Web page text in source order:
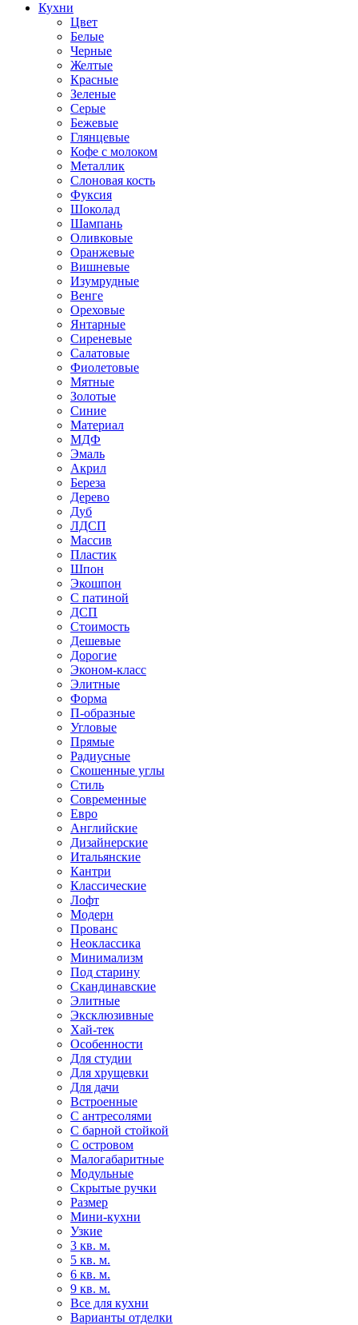
Кухни
Цвет
Белые
Черные
Желтые
Красные
Зеленые
Серые
Бежевые
Глянцевые
Кофе с молоком
Металлик
Слоновая кость
Фуксия
Шоколад
Шампань
Оливковые
Оранжевые
Вишневые
Изумрудные
Венге
Ореховые
Янтарные
Сиреневые
Салатовые
Фиолетовые
Мятные
Золотые
Синие
Материал
МДФ
Эмаль
Акрил
Береза
Дерево
Дуб
ЛДСП
Массив
Пластик
Шпон
Экошпон
С патиной
ДСП
Стоимость
Дешевые
Дорогие
Эконом-класс
Элитные
Форма
П-образные
Угловые
Прямые
Радиусные
Скошенные углы
Стиль
Современные
Евро
Английские
Дизайнерские
Итальянские
Кантри
Классические
Лофт
Модерн
Прованс
Неоклассика
Минимализм
Под старину
Скандинавские
Элитные
Эксклюзивные
Хай-тек
Особенности
Для студии
Для хрущевки
Для дачи
Встроенные
С антресолями
С барной стойкой
С островом
Малогабаритные
Модульные
Скрытые ручки
Размер
Мини-кухни
Узкие
3 кв. м.
5 кв. м.
6 кв. м.
9 кв. м.
Все для кухни
Варианты отделки